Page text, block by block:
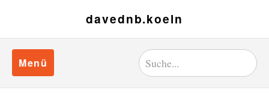
davednb.koeln
Menü